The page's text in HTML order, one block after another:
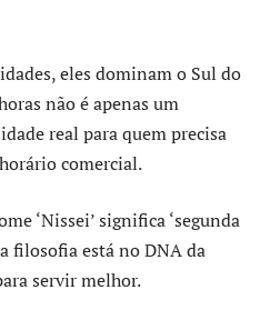
eles dominam o Sul do
não é apenas um
real para quem precisa
comercial.
‘Nissei’ significa ‘segunda
filosofia está no DNA da
servir melhor.